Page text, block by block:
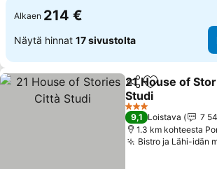
Alkaen 214 €
Näytä hinnat 17 sivustolta
Jaa Lisää
21 House of
Studi
3 Tähtiluokitus
9,1 Loistava
7
1.3 km kohteesta
Bistro ja Lähi-idän